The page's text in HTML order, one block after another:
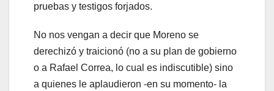
pruebas y testigos forjados.
No nos vengan a decir que Moreno se
derechizó y traicionó (no a su plan de gobierno
o a Rafael Correa, lo cual es indiscutible) sino
a quienes le aplaudieron -en su momento- la